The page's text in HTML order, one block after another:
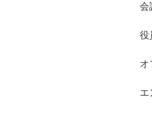
会
役
オ
エ